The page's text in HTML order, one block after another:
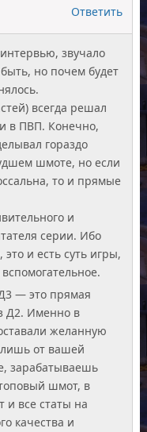
Ответить
звучало
но почем будет
всегда решал
в ПВП. Конечно,
гораздо
шмоте, но если
то и прямые
и
серии. Ибо
и есть суть игры,
— это прямая
Д2. Именно в
желанную
от вашей
зарабатываешь
шмот, в
и все статы на
качества и